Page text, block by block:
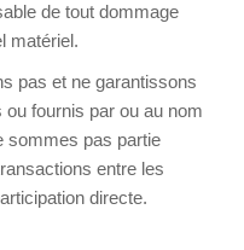
de tout dommage
matériel.
pas et ne garantissons
fournis par ou au nom
sommes pas partie
entre les
directe.